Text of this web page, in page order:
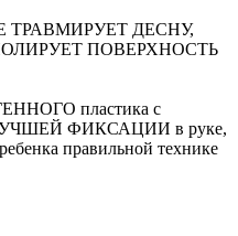
НЕ ТРАВМИРУЕТ ДЕСНУ,
ПОЛИРУЕТ ПОВЕРХНОСТЬ
пластика с
ФИКСАЦИИ в руке,
правильной технике